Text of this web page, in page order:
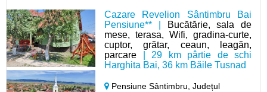
Cazare Revelion Sântimbru Bai
Pensiune** |
Bucătărie, sala de
mese, terasa, Wifi, gradina-curte,
cuptor, grătar, ceaun, leagăn,
parcare | 29 km pârtie de schi
Harghita Bai, 36 km Băile Tusnad
Pensiune Sântimbru,Județul